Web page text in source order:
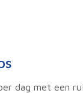
dag met een